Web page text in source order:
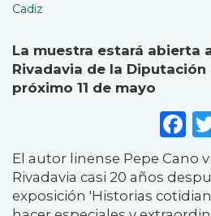
Cadiz
La muestra estará abierta
Rivadavia de la Diputación
próximo 11 de mayo
El autor linense Pepe Cano
Rivadavia casi 20 años
exposición 'Historias